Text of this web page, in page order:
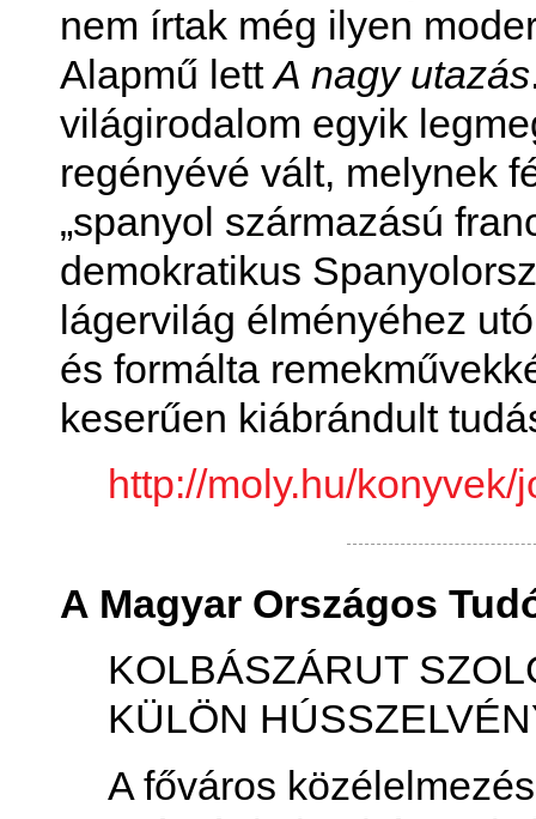
nem írtak még ilyen
Alapmű lettA nagy utazás
világirodalom egyik
regényévé vált, melynek
„spanyol származású
demokratikus
lágervilág élményéhez
és formálta
keserűen kiábrándult
http://moly.hu/
A Magyar Országos
KOLBÁSZÁRUT
KÜLÖN
A főváros